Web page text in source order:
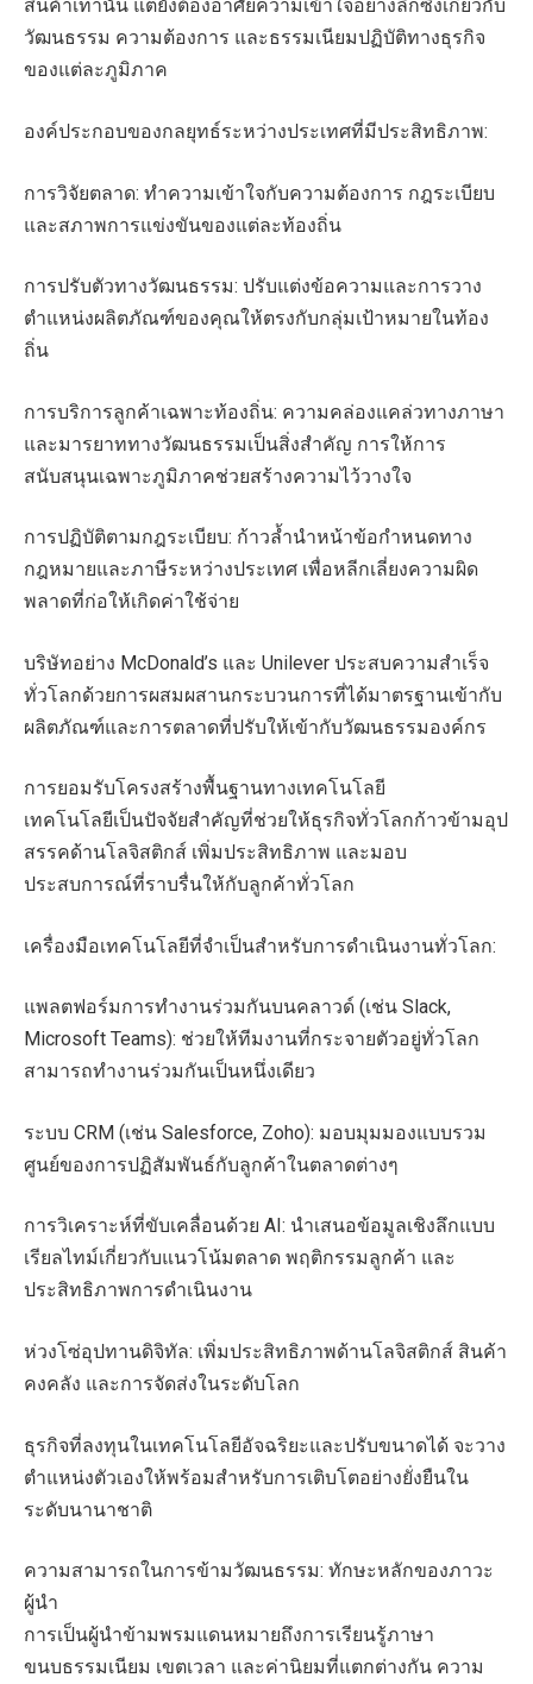
สินค้าเท่านั้น แต่ยังต้องอาศัยความเข้าใจอย่างลึกซึ้งเกี่ยวกับ
วัฒนธรรม ความต้องการ และธรรมเนียมปฏิบัติทางธุรกิจ
ของแต่ละภูมิภาค
องค์ประกอบของกลยุทธ์ระหว่างประเทศที่มีประสิทธิภาพ:
การวิจัยตลาด: ทำความเข้าใจกับความต้องการ กฎระเบียบ
และสภาพการแข่งขันของแต่ละท้องถิ่น
การปรับตัวทางวัฒนธรรม: ปรับแต่งข้อความและการวาง
ตำแหน่งผลิตภัณฑ์ของคุณให้ตรงกับกลุ่มเป้าหมายในท้อง
ถิ่น
การบริการลูกค้าเฉพาะท้องถิ่น: ความคล่องแคล่วทางภาษา
และมารยาททางวัฒนธรรมเป็นสิ่งสำคัญ การให้การ
สนับสนุนเฉพาะภูมิภาคช่วยสร้างความไว้วางใจ
การปฏิบัติตามกฎระเบียบ: ก้าวล้ำนำหน้าข้อกำหนดทาง
กฎหมายและภาษีระหว่างประเทศ เพื่อหลีกเลี่ยงความผิด
พลาดที่ก่อให้เกิดค่าใช้จ่าย
บริษัทอย่าง McDonald’s และ Unilever ประสบความสำเร็จ
ทั่วโลกด้วยการผสมผสานกระบวนการที่ได้มาตรฐานเข้ากับ
ผลิตภัณฑ์และการตลาดที่ปรับให้เข้ากับวัฒนธรรมองค์กร
การยอมรับโครงสร้างพื้นฐานทางเทคโนโลยี
เทคโนโลยีเป็นปัจจัยสำคัญที่ช่วยให้ธุรกิจทั่วโลกก้าวข้ามอุป
สรรคด้านโลจิสติกส์ เพิ่มประสิทธิภาพ และมอบ
ประสบการณ์ที่ราบรื่นให้กับลูกค้าทั่วโลก
เครื่องมือเทคโนโลยีที่จำเป็นสำหรับการดำเนินงานทั่วโลก:
แพลตฟอร์มการทำงานร่วมกันบนคลาวด์ (เช่น Slack,
Microsoft Teams): ช่วยให้ทีมงานที่กระจายตัวอยู่ทั่วโลก
สามารถทำงานร่วมกันเป็นหนึ่งเดียว
ระบบ CRM (เช่น Salesforce, Zoho): มอบมุมมองแบบรวม
ศูนย์ของการปฏิสัมพันธ์กับลูกค้าในตลาดต่างๆ
การวิเคราะห์ที่ขับเคลื่อนด้วย AI: นำเสนอข้อมูลเชิงลึกแบบ
เรียลไทม์เกี่ยวกับแนวโน้มตลาด พฤติกรรมลูกค้า และ
ประสิทธิภาพการดำเนินงาน
ห่วงโซ่อุปทานดิจิทัล: เพิ่มประสิทธิภาพด้านโลจิสติกส์ สินค้า
คงคลัง และการจัดส่งในระดับโลก
ธุรกิจที่ลงทุนในเทคโนโลยีอัจฉริยะและปรับขนาดได้ จะวาง
ตำแหน่งตัวเองให้พร้อมสำหรับการเติบโตอย่างยั่งยืนใน
ระดับนานาชาติ
ความสามารถในการข้ามวัฒนธรรม: ทักษะหลักของภาวะ
ผู้นำ
การเป็นผู้นำข้ามพรมแดนหมายถึงการเรียนรู้ภาษา
ขนบธรรมเนียม เขตเวลา และค่านิยมที่แตกต่างกัน ความ